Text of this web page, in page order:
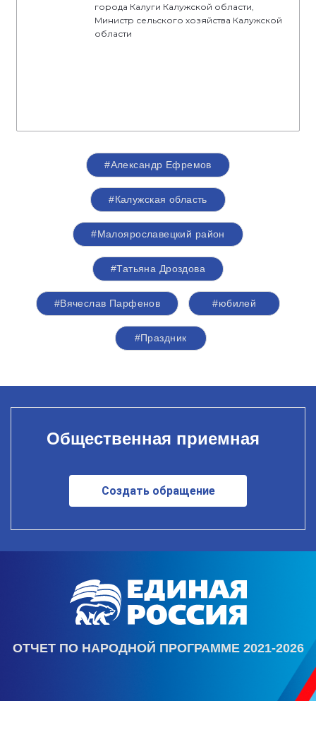
города Калуги Калужской области,
Министр сельского хозяйства Калужской
области
#Александр Ефремов
#Калужская область
#Малоярославецкий район
#Татьяна Дроздова
#Вячеслав Парфенов #юбилей
#Праздник
Общественная приемная
Создать обращение
ОТЧЕТ ПО НАРОДНОЙ ПРОГРАММЕ 2021-2026